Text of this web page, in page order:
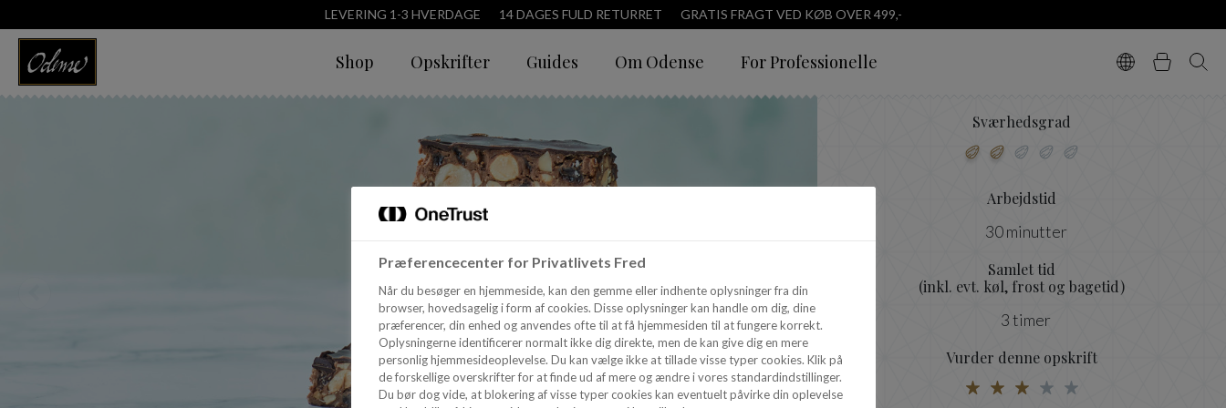
LEVERING 1-3 HVERDAGE 14 DAGES FULD RETURRET GRATIS FRAGT VED KØB OVER 499,-
Shop Opskrifter Guides Om Odense For Professionelle Vælg sprog
Kurv Søg
Sværhedsgrad
Arbejdstid
30 minutter
Samlet tid
(inkl. evt. køl, frost og bagetid)
3 timer
Vurder denne opskrift
Præferencecenter for Privatlivets Fred
Når du besøger en hjemmeside, kan den gemme eller indhente oplysninger fra din
browser, hovedsagelig i form af cookies. Disse oplysninger kan handle om dig, dine
præferencer, din enhed og anvendes ofte til at få hjemmesiden til at fungere korrekt.
Oplysningerne identificerer normalt ikke dig direkte, men de kan give dig en mere
personlig hjemmesideoplevelse. Du kan vælge ikke at tillade visse typer cookies. Klik på
de forskellige overskrifter for at finde ud af mere og ændre i vores standardindstillinger.
Du bør dog vide, at blokering af visse typer cookies kan eventuelt påvirke din oplevelse